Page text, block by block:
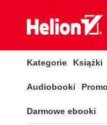
Kategorie Książki
Audiobooki
Darmowe ebooki